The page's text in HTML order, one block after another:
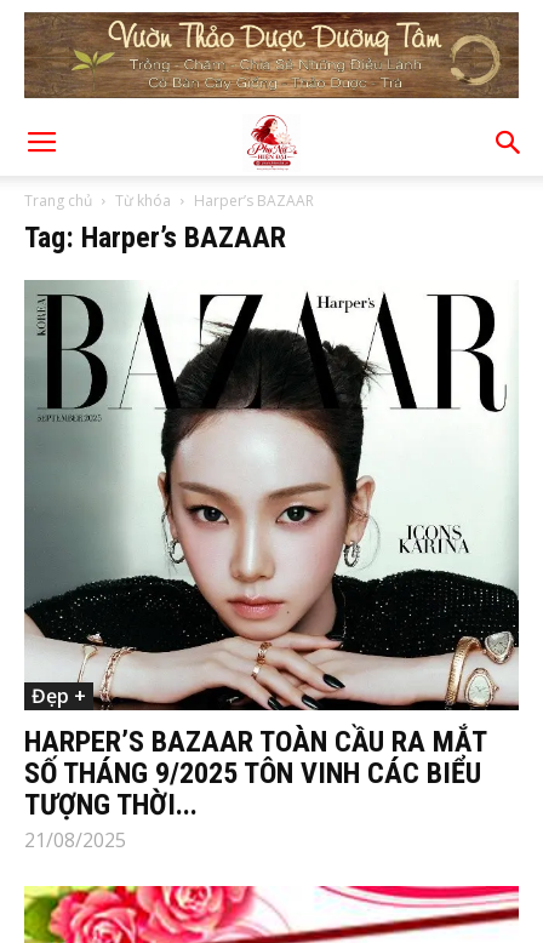
Trang chủ Từ khóa Harper’s BAZAAR
Tag: Harper’s BAZAAR
Đẹp +
HARPER’S BAZAAR TOÀN CẦU RA MẮT
SỐ THÁNG 9/2025 TÔN VINH CÁC BIỂU
TƯỢNG THỜI...
21/08/2025